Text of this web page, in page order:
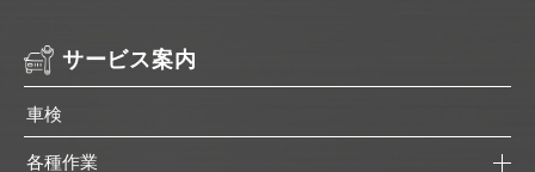
サービス案内
車検
各種作業